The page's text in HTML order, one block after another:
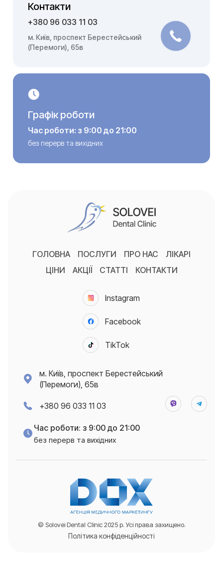
Контакти
+380 96 033 11 03
м. Київ, проспект Берестейський
(Перемоги), 65в
Графік роботи
Час роботи: з 9:00 до 21:00
без перерв та вихідних
ГОЛОВНА ПОСЛУГИ ПРО НАС
ЛІКАРІ
ЦІНИ
АКЦІЇ СТАТТІ КОНТАКТИ
Instagram
Facebook
TikTok
м. Київ, проспект Берестейський
(Перемоги), 65в
+380 96 033 11 03
Час роботи: з 9:00 до 21:00
без перерв та вихідних
© Solovei Dental Clinic 2025 р. Усі права захищено.
Політика конфіденційності